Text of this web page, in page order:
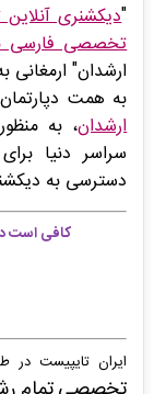
"دیکشنری
تخصصی فارسی
ارشدان"
به همت
ارشدان، به
سراسر دنیا
دسترسی به
کافی است
ایران تایپیست در